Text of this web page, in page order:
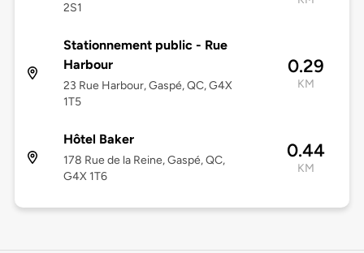
2S1
Stationnement public - Rue
Harbour
23 Rue Harbour, Gaspé, QC, G4X
1T5
0.29
KM
Hôtel Baker
178 Rue de la Reine, Gaspé, QC,
G4X 1T6
0.44
KM